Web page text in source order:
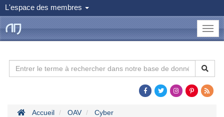
L'espace des membres
le
Dojo
Accueil OAV Cyber